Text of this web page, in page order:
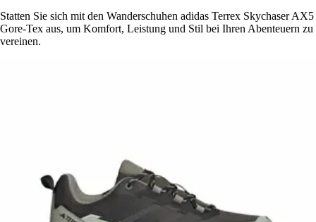
Statten Sie sich mit den Wanderschuhen adidas Terrex Skychaser AX5
Gore-Tex aus, um Komfort, Leistung und Stil bei Ihren Abenteuern zu
vereinen.